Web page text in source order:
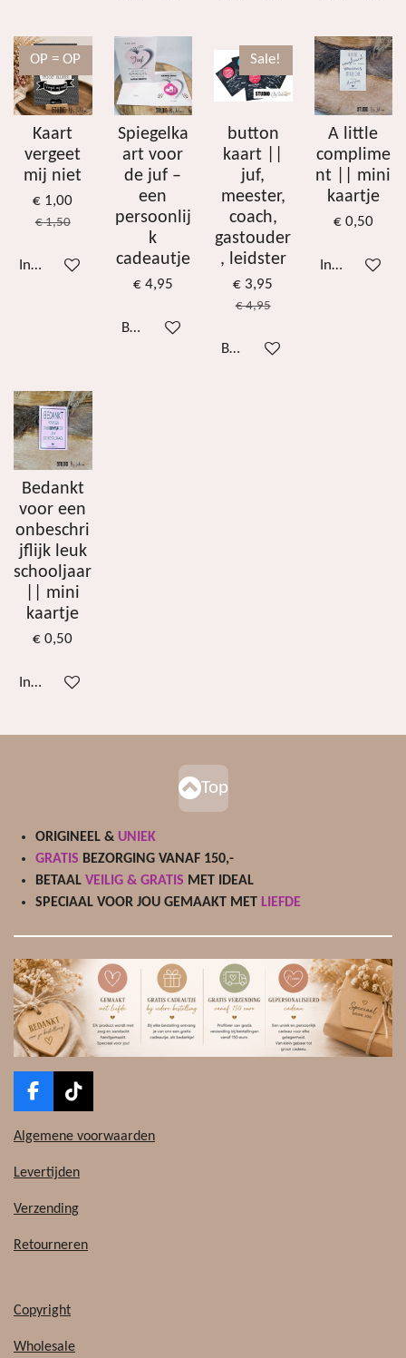
OP = OP
Kaart
vergeet
mij niet
€ 1,00
€ 1,50
In winkelwagen
Spiegelka
art voor
de juf –
een
persoonlij
k
cadeautje
€ 4,95
Bekijk details
Sale!
button
kaart ||
juf,
meester,
coach,
gastouder
, leidster
€ 3,95
€ 4,95
Bekijk details
A little
complime
nt || mini
kaartje
€ 0,50
In
Bedankt
voor een
onbeschri
jflijk leuk
schooljaar
|| mini
kaartje
€ 0,50
In winkelwagen
Top
ORIGINEEL & UNIEK
GRATIS BEZORGING VANAF 150,-
BETAAL VEILIG & GRATIS MET IDEAL
SPECIAAL VOOR JOU GEMAAKT MET LIEFDE
F
c
b
o
T
k
o
Algemene voorwaarden
Levertijden
Verzending
Retourneren
Copyright
Wholesale